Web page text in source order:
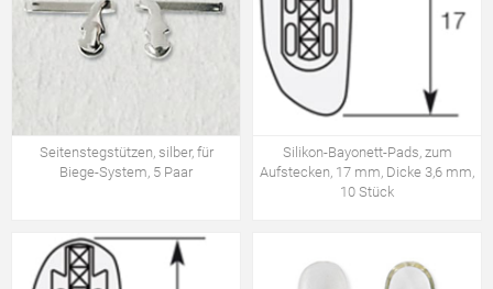
Seitenstegstützen, silber, für
Biege-System, 5 Paar
Silikon-Bayonett-Pads, zum
Aufstecken, 17 mm, Dicke 3,6 mm,
10 Stück